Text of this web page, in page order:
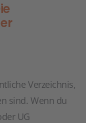
Verzeichnis,
sind. Wenn du
UG